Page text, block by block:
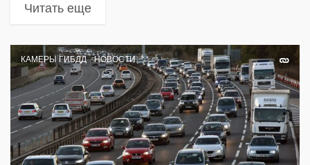
Читать еще
КАМЕРЫ ГИБДД НОВОСТИ